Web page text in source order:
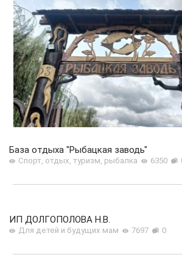
База отдыха "Рыбацкая заводь"
Спорт, отдых, туризм, рыбалка 6350
ИП ДОЛГОПОЛОВА Н.В.
Для детей и будущих мам 7697 0